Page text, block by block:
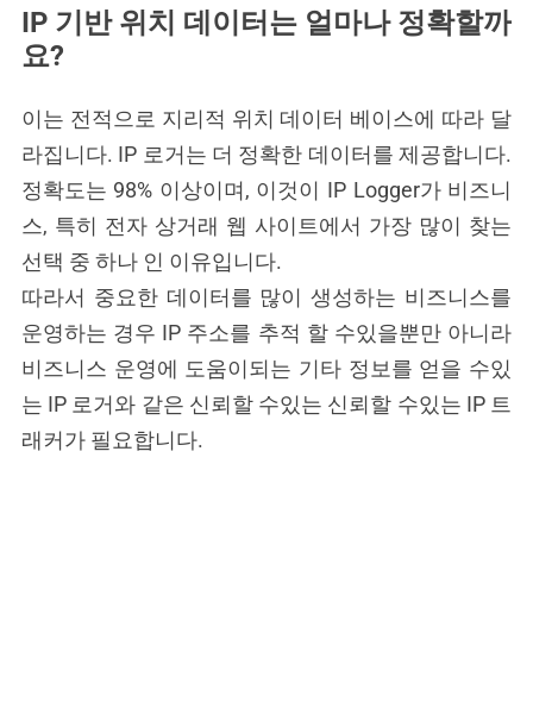
IP 기반 위치 데이터는 얼마나 정확할까
요?
이는 전적으로 지리적 위치 데이터 베이스에 따라 달
라집니다. IP 로거는 더 정확한 데이터를 제공합니다.
정확도는 98% 이상이며, 이것이 IP Logger가 비즈니
스, 특히 전자 상거래 웹 사이트에서 가장 많이 찾는
선택 중 하나 인 이유입니다.
따라서 중요한 데이터를 많이 생성하는 비즈니스를
운영하는 경우 IP 주소를 추적 할 수있을뿐만 아니라
비즈니스 운영에 도움이되는 기타 정보를 얻을 수있
는 IP 로거와 같은 신뢰할 수있는 신뢰할 수있는 IP 트
래커가 필요합니다.